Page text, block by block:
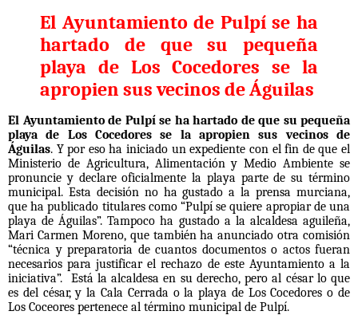
El Ayuntamiento de Pulpí se ha
hartado de que su pequeña
playa de Los Cocedores se la
apropien sus vecinos de Águilas
El Ayuntamiento de Pulpí se ha hartado de que su pequeña
playa de Los Cocedores se la apropien sus vecinos de
Águilas. Y por eso ha iniciado un expediente con el fin de que el
Ministerio de Agricultura, Alimentación y Medio Ambiente se
pronuncie y declare oficialmente la playa parte de su término
municipal. Esta decisión no ha gustado a la prensa murciana,
que ha publicado titulares como “Pulpí se quiere apropiar de una
playa de Águilas”. Tampoco ha gustado a la alcaldesa aguileña,
Mari Carmen Moreno, que también ha anunciado otra comisión
“técnica y preparatoria de cuantos documentos o actos fueran
necesarios para justificar el rechazo de este Ayuntamiento a la
iniciativa”.
Está la alcaldesa en su derecho, pero al césar lo que
es del césar, y la Cala Cerrada o la playa de Los Cocedores o de
Los Coceores pertenece al término municipal de Pulpí.